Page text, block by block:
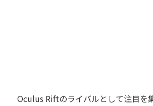
Oculus Riftのライバルとして注目を